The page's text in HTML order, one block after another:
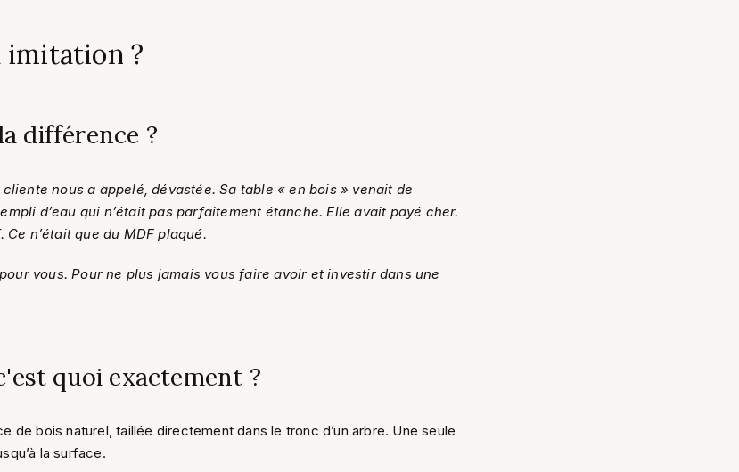
imitation ?
différence ?
nous a appelé, dévastée. Sa table « en bois » venait de
d’eau qui n’était pas parfaitement étanche. Elle avait payé cher.
n’était que du MDF plaqué.
vous. Pour ne plus jamais vous faire avoir et investir dans une
quoi exactement ?
de bois naturel, taillée directement dans le tronc d’un arbre. Une seule
la surface.